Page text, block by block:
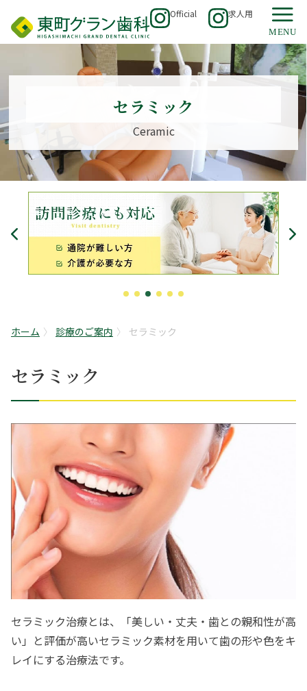
Official 求人用
セラミック
Ceramic
ホーム 診療のご案内 セラミック
セラミック
セラミック治療とは、「美しい・丈夫・歯との親和性が高
い」と評価が高いセラミック素材を用いて歯の形や色をキ
レイにする治療法です。